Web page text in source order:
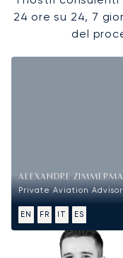
24 ore su 24, 7
del
ALEXANDRE
Private Aviation Advisor
EN FR IT ES